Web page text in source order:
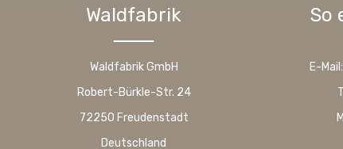
Waldfabrik
Waldfabrik GmbH
Robert-Bürkle-Str. 24
72250 Freudenstadt
Deutschland
So
E-